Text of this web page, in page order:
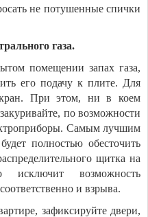
не потушенные спички
газа.
помещении запах газа,
его подачу к плите. Для
кран. При этом, ни в коем
по возможности
Самым лучшим
полностью обесточить
щитка на
исключит возможность
и взрыва.
зафиксируйте двери,